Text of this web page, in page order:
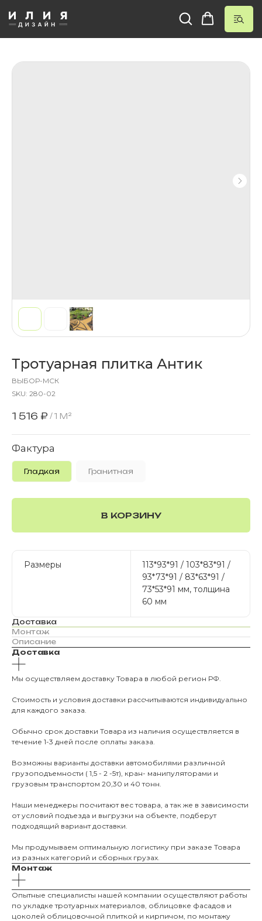
Тротуарная плитка Антик
ВЫБОР-МСК
SKU: 280-02
1 516 ₽ /1 M²
Фактура
Гладкая Гранитная
В КОРЗИНУ
Размеры
113*93*91 / 103*83*91 /
93*73*91 / 83*63*91 /
73*53*91 мм, толщина
60 мм
Доставка
Монтаж
Описание
Доставка
Мы осуществляем доставку Товара в любой регион РФ.
Стоимость и условия доставки рассчитываются индивидуально
для каждого заказа.
Обычно срок доставки Товара из наличия осуществляется в
течение 1-3 дней после оплаты заказа.
Возможны варианты доставки автомобилями различной
грузоподъемности ( 1,5 - 2 -5т), кран- манипуляторами и
грузовым транспортом 20,30 и 40 тонн.
Наши менеджеры посчитают вес товара, а так же в зависимости
от условий подъезда и выгрузки на объекте, подберут
подходящий вариант доставки.
Мы продумываем оптимальную логистику при заказе Товара
из разных категорий и сборных грузах.
Монтаж
Опытные специалисты нашей компании осуществляют работы
по укладке тротуарных материалов, облицовке фасадов и
цоколей облицовочной плиткой и кирпичом, по монтажу
О КОМПАНИИ
О нас